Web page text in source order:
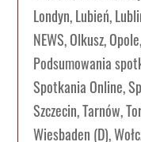
Londyn,Lubień,
NEWS,Olkusz,Opole,
Podsumowania
Spotkania Online,
Szczecin,Tarnów,
Wiesbaden (D),